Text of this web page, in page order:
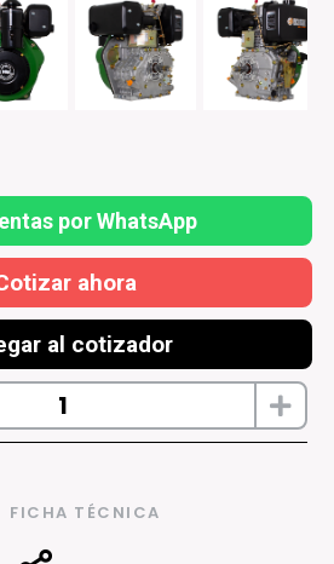
por WhatsApp
ahora
al cotizador
FICHA TÉCNICA